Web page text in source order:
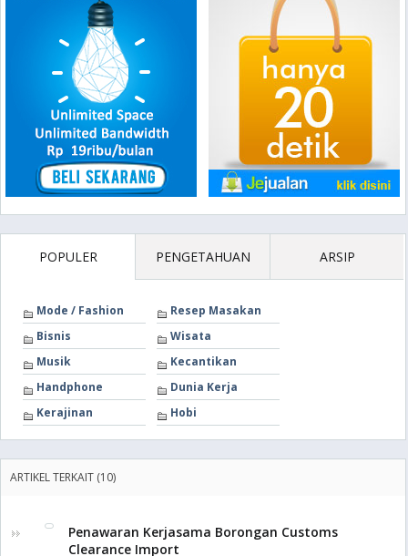
POPULER PENGETAHUAN ARSIP
Mode / Fashion
Resep Masakan
Bisnis
Wisata
Musik
Kecantikan
Handphone
Dunia Kerja
Kerajinan
Hobi
ARTIKEL TERKAIT (10)
Penawaran Kerjasama Borongan Customs
Clearance Import